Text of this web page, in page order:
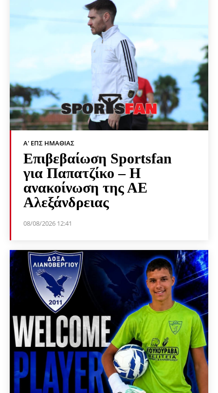
Α' ΕΠΣ ΗΜΑΘΊΑΣ
Επιβεβαίωση Sportsfan
για Παπατζίκο – Η
ανακοίνωση της ΑΕ
Αλεξάνδρειας
08/08/2026 12:41